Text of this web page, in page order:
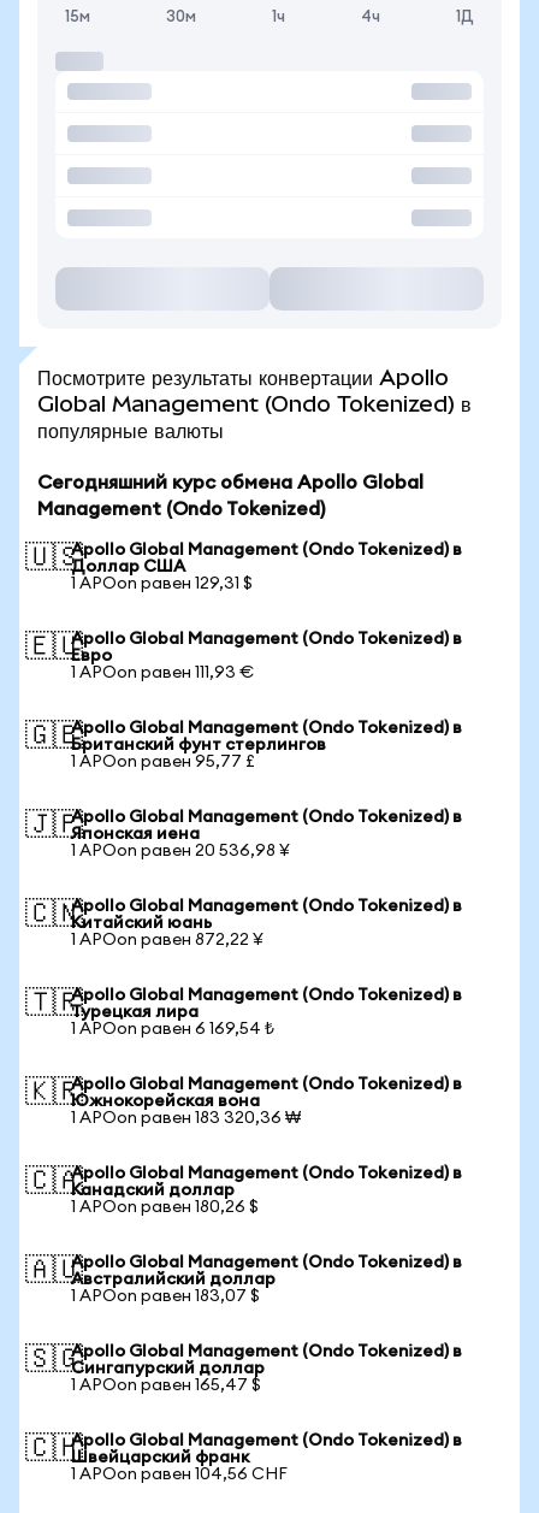
15м 30м 1ч 4ч 1Д
Посмотрите результаты конвертации Apollo
Global Management (Ondo Tokenized) в
популярные валюты
Сегодняшний курс обмена Apollo Global
Management (Ondo Tokenized)
🇺🇸Apollo Global Management (Ondo Tokenized) в
Доллар США
1 APOon равен 129,31 $
🇪🇺Apollo Global Management (Ondo Tokenized) в
Евро
1 APOon равен 111,93 €
🇬🇧Apollo Global Management (Ondo Tokenized) в
Британский фунт стерлингов
1 APOon равен 95,77 £
🇯🇵Apollo Global Management (Ondo Tokenized) в
Японская иена
1 APOon равен 20 536,98 ¥
🇨🇳Apollo Global Management (Ondo Tokenized) в
Китайский юань
1 APOon равен 872,22 ¥
🇹🇷Apollo Global Management (Ondo Tokenized) в
Турецкая лира
1 APOon равен 6 169,54 ₺
🇰🇷Apollo Global Management (Ondo Tokenized) в
Южнокорейская вона
1 APOon равен 183 320,36 ₩
🇨🇦Apollo Global Management (Ondo Tokenized) в
Канадский доллар
1 APOon равен 180,26 $
🇦🇺Apollo Global Management (Ondo Tokenized) в
Австралийский доллар
1 APOon равен 183,07 $
🇸🇬Apollo Global Management (Ondo Tokenized) в
Сингапурский доллар
1 APOon равен 165,47 $
🇨🇭Apollo Global Management (Ondo Tokenized) в
Швейцарский франк
1 APOon равен 104,56 CHF